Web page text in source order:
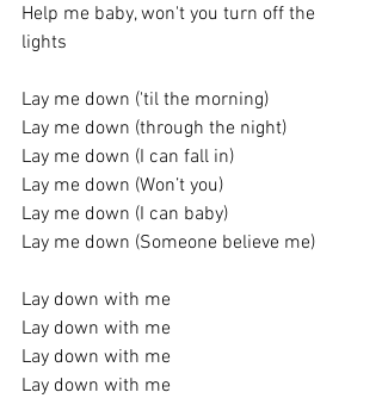
Help me baby, won't you turn off the
lights
Lay me down ('til the morning)
Lay me down (through the night)
Lay me down (I can fall in)
Lay me down (Won’t you)
Lay me down (I can baby)
Lay me down (Someone believe me)
Lay down with me
Lay down with me
Lay down with me
Lay down with me